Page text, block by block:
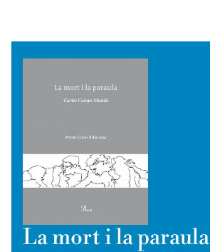
La mort i la paraula